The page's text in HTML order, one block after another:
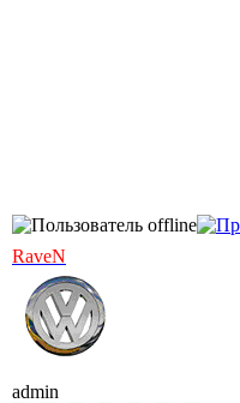
RaveN
admin